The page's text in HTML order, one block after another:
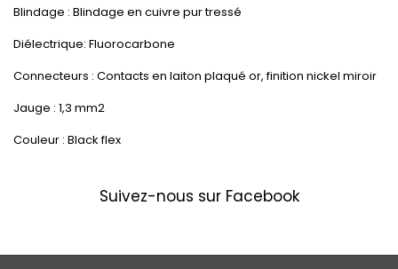
Blindage : Blindage en cuivre pur tressé
Diélectrique: Fluorocarbone
Connecteurs : Contacts en laiton plaqué or, finition nickel miroir
Jauge : 1,3 mm2
Couleur : Black flex
Suivez-nous sur Facebook